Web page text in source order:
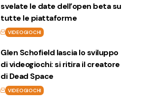
svelate le date dell’open beta su
tutte le piattaforme
VIDEOGIOCHI
Glen Schofield lascia lo sviluppo
di videogiochi: si ritira il creatore
di Dead Space
VIDEOGIOCHI